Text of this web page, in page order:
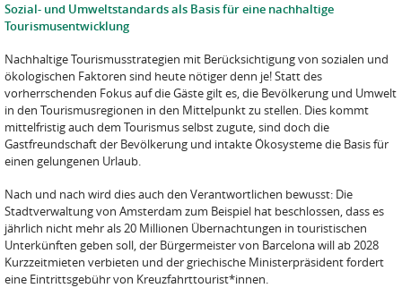
Sozial- und Umweltstandards als Basis für eine nachhaltige
Tourismusentwicklung
Nachhaltige Tourismusstrategien mit Berücksichtigung von sozialen und
ökologischen Faktoren sind heute nötiger denn je! Statt des
vorherrschenden Fokus auf die Gäste gilt es, die Bevölkerung und Umwelt
in den Tourismusregionen in den Mittelpunkt zu stellen. Dies kommt
mittelfristig auch dem Tourismus selbst zugute, sind doch die
Gastfreundschaft der Bevölkerung und intakte Ökosysteme die Basis für
einen gelungenen Urlaub.
Nach und nach wird dies auch den Verantwortlichen bewusst: Die
Stadtverwaltung von Amsterdam zum Beispiel hat beschlossen, dass es
jährlich nicht mehr als 20 Millionen Übernachtungen in touristischen
Unterkünften geben soll, der Bürgermeister von Barcelona will ab 2028
Kurzzeitmieten verbieten und der griechische Ministerpräsident fordert
eine Eintrittsgebühr von Kreuzfahrttourist*innen.